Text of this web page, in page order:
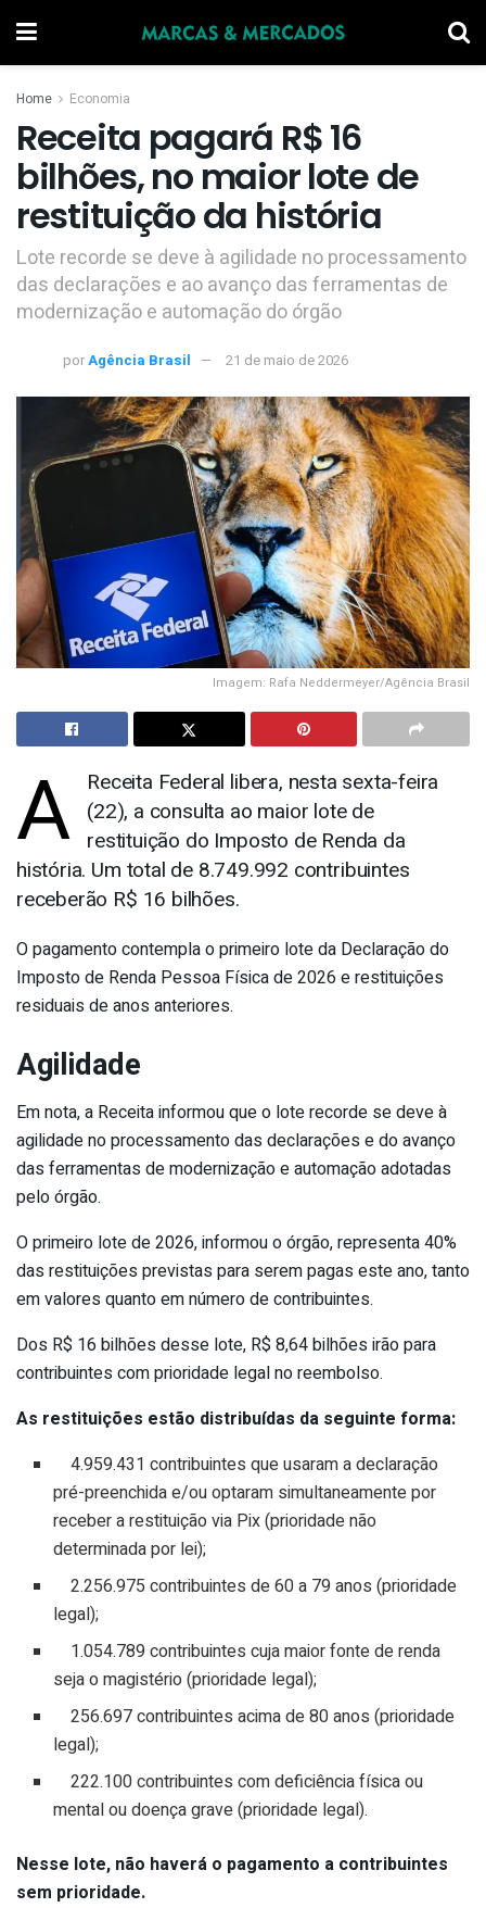
Home Economia
Receita pagará R$ 16
bilhões, no maior lote de
restituição da história
Lote recorde se deve à agilidade no processamento
das declarações e ao avanço das ferramentas de
modernização e automação do órgão
porAgência Brasil 21 de maio de 2026
Imagem: Rafa Neddermeyer/Agência Brasil
A
Receita Federal libera, nesta sexta-feira
(22), a consulta ao maior lote de
restituição do Imposto de Renda da
história. Um total de 8.749.992 contribuintes
receberão R$ 16 bilhões.
O pagamento contempla o primeiro lote da Declaração do
Imposto de Renda Pessoa Física de 2026 e restituições
residuais de anos anteriores.
Agilidade
Em nota, a Receita informou que o lote recorde se deve à
agilidade no processamento das declarações e do avanço
das ferramentas de modernização e automação adotadas
pelo órgão.
O primeiro lote de 2026, informou o órgão, representa 40%
das restituições previstas para serem pagas este ano, tanto
em valores quanto em número de contribuintes.
Dos R$ 16 bilhões desse lote, R$ 8,64 bilhões irão para
contribuintes com prioridade legal no reembolso.
As restituições estão distribuídas da seguinte forma:
4.959.431 contribuintes que usaram a declaração
pré-preenchida e/ou optaram simultaneamente por
receber a restituição via Pix (prioridade não
determinada por lei);
2.256.975 contribuintes de 60 a 79 anos (prioridade
legal);
1.054.789 contribuintes cuja maior fonte de renda
seja o magistério (prioridade legal);
256.697 contribuintes acima de 80 anos (prioridade
legal);
222.100 contribuintes com deficiência física ou
mental ou doença grave (prioridade legal).
Nesse lote, não haverá o pagamento a contribuintes
sem prioridade.